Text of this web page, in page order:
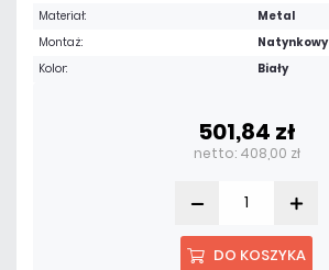
Materiał:
Metal
Montaż:
Natynkowy
Kolor:
Biały
501,84 zł
netto: 408,00 zł
DO KOSZYKA